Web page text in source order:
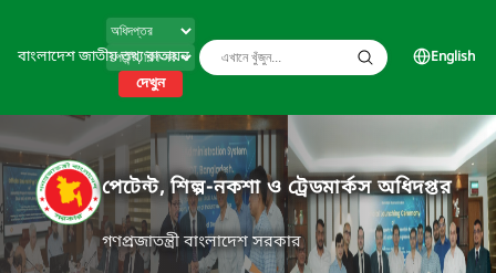
বাংলাদেশ জাতীয় তথ্য বাতায়ন
দেখুন
English
পেটেন্ট, শিল্প-নকশা ও ট্রেডমার্কস অধিদপ্তর
গণপ্রজাতন্ত্রী বাংলাদেশ সরকার